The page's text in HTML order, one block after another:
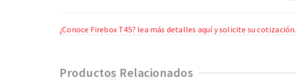
¿Conoce Firebox T45? lea más detalles aquí y solicite su cotización.
Productos Relacionados